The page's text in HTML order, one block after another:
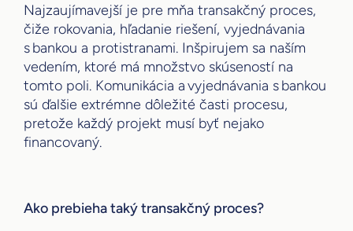
Najzaujímavejší je pre mňa transakčný proces,
čiže rokovania, hľadanie riešení, vyjednávania
s bankou a protistranami. Inšpirujem sa naším
vedením, ktoré má množstvo skúseností na
tomto poli. Komunikácia a vyjednávania s bankou
sú ďalšie extrémne dôležité časti procesu,
pretože každý projekt musí byť nejako
financovaný.
Ako prebieha taký transakčný proces?